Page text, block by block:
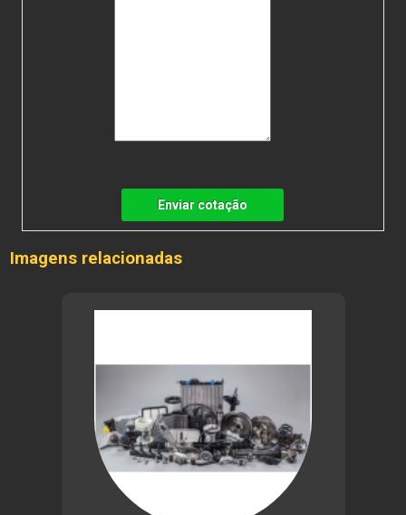
Enviar cotação
Imagens relacionadas